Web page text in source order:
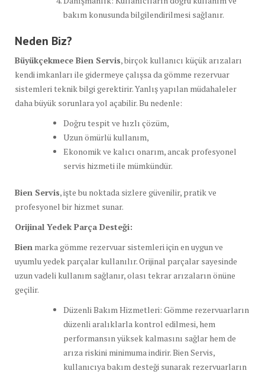
bakım konusunda bilgilendirilmesi sağlanır.
Neden Biz?
Büyükçekmece Bien Servis, birçok kullanıcı küçük arızaları
kendi imkanları ile gidermeye çalışsa da gömme rezervuar
sistemleri teknik bilgi gerektirir. Yanlış yapılan müdahaleler
daha büyük sorunlara yol açabilir. Bu nedenle:
Doğru tespit ve hızlı çözüm,
Uzun ömürlü kullanım,
Ekonomik ve kalıcı onarım, ancak profesyonel
servis hizmeti ile mümkündür.
Bien Servis, işte bu noktada sizlere güvenilir, pratik ve
profesyonel bir hizmet sunar.
Orijinal Yedek Parça Desteği:
Bien marka gömme rezervuar sistemleri için en uygun ve
uyumlu yedek parçalar kullanılır. Orijinal parçalar sayesinde
uzun vadeli kullanım sağlanır, olası tekrar arızaların önüne
geçilir.
Düzenli Bakım Hizmetleri: Gömme rezervuarların
düzenli aralıklarla kontrol edilmesi, hem
performansın yüksek kalmasını sağlar hem de
arıza riskini minimuma indirir. Bien Servis,
kullanıcıya bakım desteği sunarak rezervuarların